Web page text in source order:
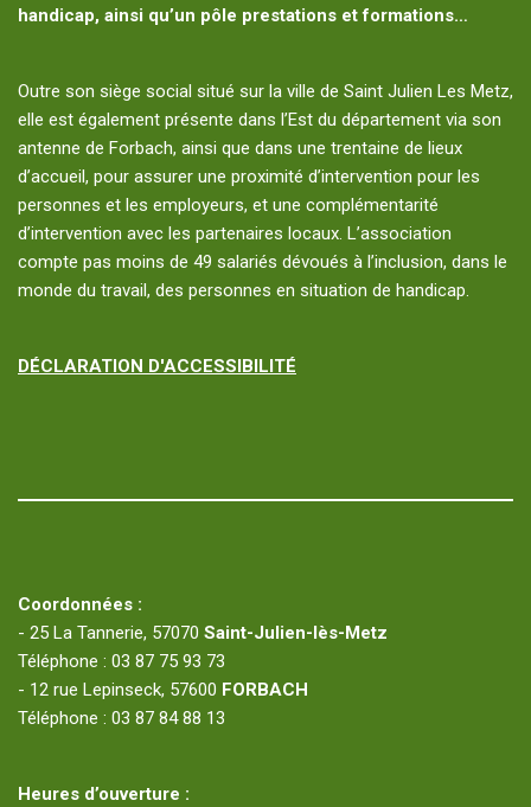
handicap, ainsi qu’un pôle prestations et formations…
Outre son siège social situé sur la ville de Saint Julien Les Metz,
elle est également présente dans l’Est du département via son
antenne de Forbach, ainsi que dans une trentaine de lieux
d’accueil, pour assurer une proximité d’intervention pour les
personnes et les employeurs, et une complémentarité
d’intervention avec les partenaires locaux. L’association
compte pas moins de 49 salariés dévoués à l’inclusion, dans le
monde du travail, des personnes en situation de handicap.
DÉCLARATION D'ACCESSIBILITÉ
Coordonnées :
- 25 La Tannerie, 57070 Saint-Julien-lès-Metz
Téléphone : 03 87 75 93 73
- 12 rue Lepinseck, 57600 FORBACH
Téléphone : 03 87 84 88 13
Heures d’ouverture :